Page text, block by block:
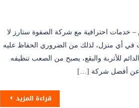
احترافية مع شركة الصفوة ستارز لا
في أي منزل، لذلك من الضروري الحفاظ عليه
للأتربة والبقع، يصبح من الصعب تنظيفه
عن أفضل شركة […]
قراءة المزيد